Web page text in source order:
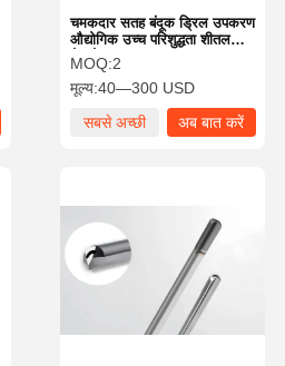
चमकदार सतह बंदूक ड्रिल उपकरण
औद्योगिक उच्च परिशुद्धता शीतलक
छेद के साथ
MOQ:2
मूल्य:40—300 USD
सबसे अच्छी
अब बात करें